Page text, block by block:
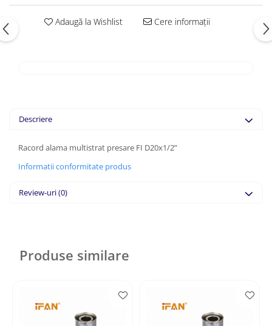
Adaugă la Wishlist Cere informații
Descriere
Racord alama multistrat presare FI D20x1/2”
Informatii conformitate produs
Review-uri(0)
Produse similare